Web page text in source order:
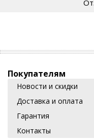
Покупателям
Новости и скидки
Доставка и оплата
Гарантия
Контакты